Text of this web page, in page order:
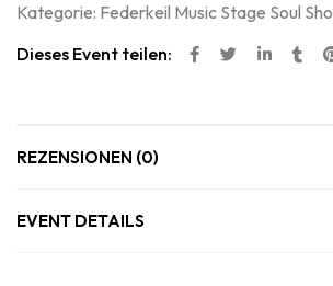
Kategorie: Federkeil Music Stage Soul
Dieses Event teilen:
REZENSIONEN (0)
EVENT DETAILS